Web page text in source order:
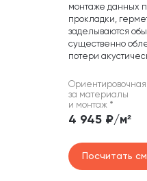
монтаже данных
прокладки,
заделываются
существенно
потери
Ориентировочная
за материалы
и монтаж *
4 945 ₽/м²
Посчитать